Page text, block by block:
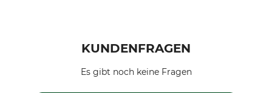
KUNDENFRAGEN
Es gibt noch keine Fragen